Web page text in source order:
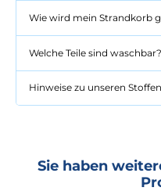
Wie wird mein Strandkorb
Welche Teile sind waschbar?
Hinweise zu unseren Stoffen
Sie haben